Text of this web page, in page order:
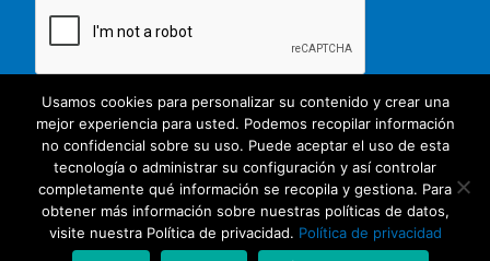
© 2026 Unate. CC Creative Commons
Usamos cookies para personalizar su contenido y crear una
mejor experiencia para usted. Podemos recopilar información
no confidencial sobre su uso. Puede aceptar el uso de esta
tecnología o administrar su configuración y así controlar
completamente qué información se recopila y gestiona. Para
obtener más información sobre nuestras políticas de datos,
visite nuestra Política de privacidad. Política de privacidad